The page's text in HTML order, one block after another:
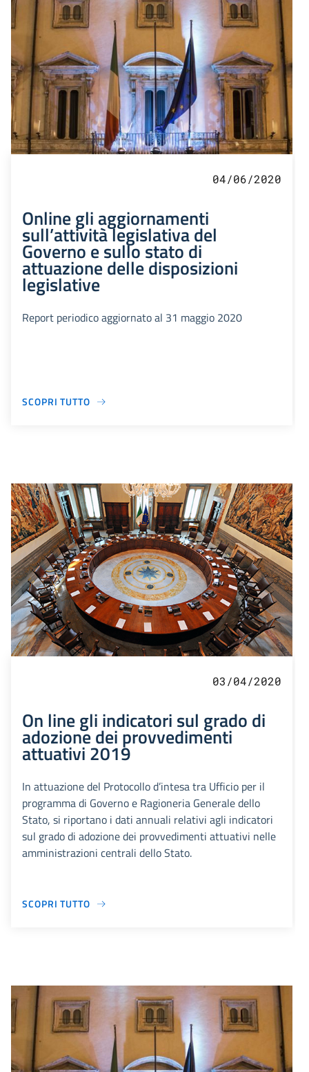
04/06/2020
Online gli aggiornamenti
sull’attività legislativa del
Governo e sullo stato di
attuazione delle disposizioni
legislative
Report periodico aggiornato al 31 maggio 2020
SCOPRI TUTTO
03/04/2020
On line gli indicatori sul grado di
adozione dei provvedimenti
attuativi 2019
In attuazione del Protocollo d’intesa tra Ufficio per il
programma di Governo e Ragioneria Generale dello
Stato, si riportano i dati annuali relativi agli indicatori
sul grado di adozione dei provvedimenti attuativi nelle
amministrazioni centrali dello Stato.
SCOPRI TUTTO